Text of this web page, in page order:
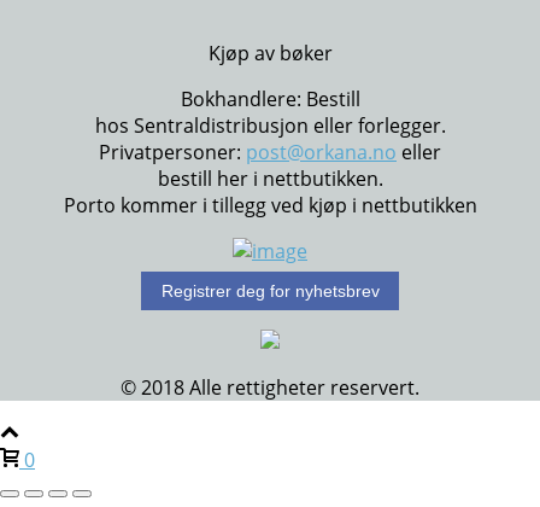
Kjøp av bøker
Bokhandlere: Bestill
hos Sentraldistribusjon eller forlegger.
Privatpersoner: post@orkana.no eller
bestill her i nettbutikken.
Porto kommer i tillegg ved kjøp i nettbutikken
Registrer deg for nyhetsbrev
© 2018 Alle rettigheter reservert.
0